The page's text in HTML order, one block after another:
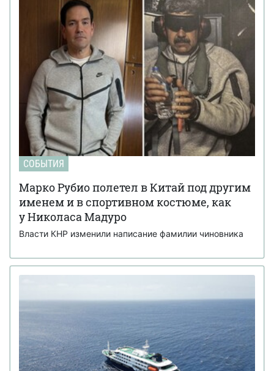
СОБЫТИЯ
Марко Рубио полетел в Китай под другим
именем и в спортивном костюме, как
у Николаса Мадуро
Власти КНР изменили написание фамилии чиновника